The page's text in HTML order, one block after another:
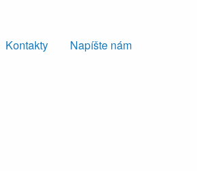
Kontakty Napíšte nám